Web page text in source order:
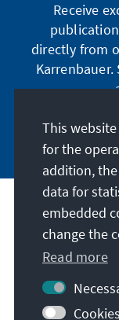
Receive
directly from
Our mission
Contact
Further offers
This
for the
addition,
data for
embedded
change the
Read more